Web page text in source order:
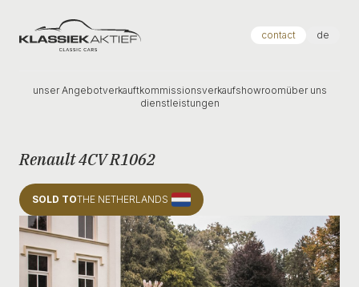
Klassiek Aktief contact de
unser Angebotverkauftkommissionsverkaufshowroomüber uns
dienstleistungen
Renault 4CV R1062
SOLD TOTHE NETHERLANDS